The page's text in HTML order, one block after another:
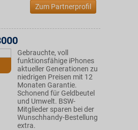
Zum Partnerprofil
Gebrauchte, voll
funktionsfähige iPhones
aktueller Generationen zu
niedrigen Preisen mit 12
Monaten Garantie.
Schonend für Geldbeutel
und Umwelt. BSW-
Mitglieder sparen bei der
Wunschhandy-Bestellung
extra.